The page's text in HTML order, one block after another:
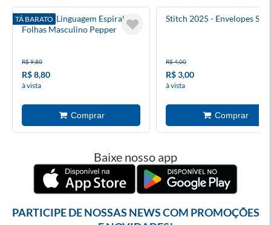
TÁ BARATO
Caderno Linguagem Espiral 80
Folhas Masculino Pepper
R$ 9,80
R$ 8,80
à vista
Stitch 2025 - Envelopes
R$ 4,00
R$ 3,00
à vista
Baixe nosso app
PARTICIPE DE NOSSAS NEWS COM PROMOÇÕES